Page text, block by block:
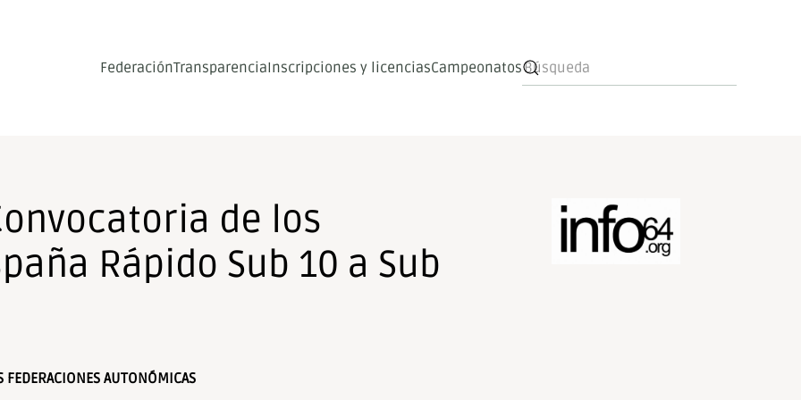
FederaciónTransparenciaInscripciones y licenciasCampeonatos
de los
Rápido Sub 10 a Sub
FEDERACIONES AUTONÓMICAS